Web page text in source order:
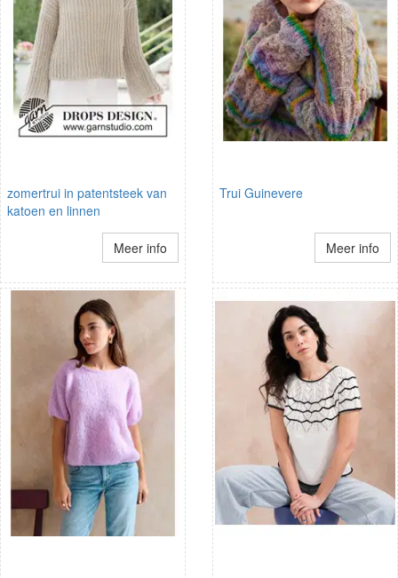
zomertrui in patentsteek van
katoen en linnen
Meer info
Trui Guinevere
Meer info